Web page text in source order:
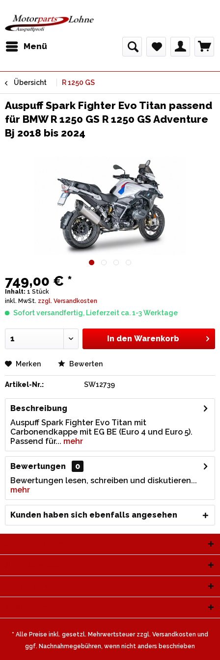
Menü
Übersicht R 1250 GS
Auspuff Spark Fighter Evo Titan passend
für BMW R 1250 GS R 1250 GS Adventure
Bj 2018 bis 2024
749,00 € *
Inhalt: 1 Stück
inkl. MwSt. zzgl. Versandkosten
Sofort versandfertig, Lieferzeit ca. 1-3 Werktage
In den Warenkorb
Merken Bewerten
Artikel-Nr.: SW12739
Beschreibung
Auspuff Spark Fighter Evo Titan mit
Carbonendkappe mit EG BE (Euro 4 und Euro 5).
Passend für... mehr
Bewertungen
0
Bewertungen lesen, schreiben und diskutieren...
mehr
Kunden haben sich ebenfalls angesehen
* Alle Preise inkl. gesetzl. Mehrwertsteuer zzgl. Versandkosten und
ggf. Nachnahmegebühren, wenn nicht anders beschrieben